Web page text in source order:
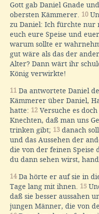
Gott gab Daniel Gnade
obersten Kämmerer. 10
zu Daniel: Ich fürchte nur
euch eure Speise und
warum sollte er
gut wäre als das der
Alter? Dann wärt ihr
König verwirkte!
11 Da antwortete Daniel
Kämmerer über Daniel,
hatte: 12 Versuche es
Knechten, daß man uns
trinken gibt; 13 danach
und das Aussehen der
die von der feinen Speise
du dann sehen wirst,
14Da hörte er auf sie in
Tage lang mit ihnen. 15
daß sie besser aussahen
jungen Männer, die von